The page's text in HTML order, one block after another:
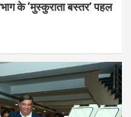
के ‘मुस्कुराता बस्तर’ पहल